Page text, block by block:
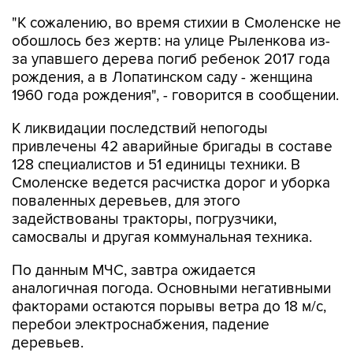
"К сожалению, во время стихии в Смоленске не
обошлось без жертв: на улице Рыленкова из-
за упавшего дерева погиб ребенок 2017 года
рождения, а в Лопатинском саду - женщина
1960 года рождения", - говорится в сообщении.
К ликвидации последствий непогоды
привлечены 42 аварийные бригады в составе
128 специалистов и 51 единицы техники. В
Смоленске ведется расчистка дорог и уборка
поваленных деревьев, для этого
задействованы тракторы, погрузчики,
самосвалы и другая коммунальная техника.
По данным МЧС, завтра ожидается
аналогичная погода. Основными негативными
факторами остаются порывы ветра до 18 м/с,
перебои электроснабжения, падение
деревьев.